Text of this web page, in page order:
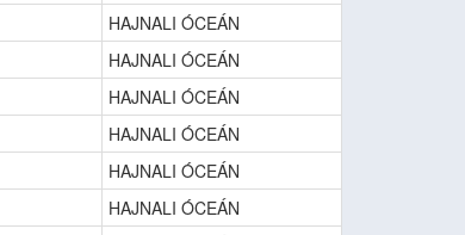
HAJNALI ÓCEÁN
HAJNALI ÓCEÁN
HAJNALI ÓCEÁN
HAJNALI ÓCEÁN
HAJNALI ÓCEÁN
HAJNALI ÓCEÁN